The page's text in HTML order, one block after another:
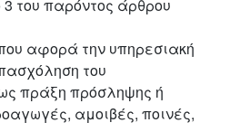
του παρόντος άρθρου
αφορά την υπηρεσιακή
του
πράξη πρόσληψης ή
αμοιβές, ποινές,